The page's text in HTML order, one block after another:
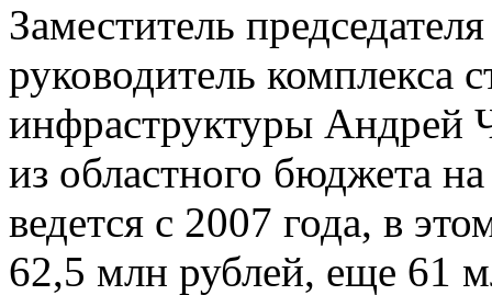
Заместитель
руководитель комплекса
инфраструктуры Андрей
из областного бюджета
ведется с 2007 года, в
62,5 млн рублей, еще 61